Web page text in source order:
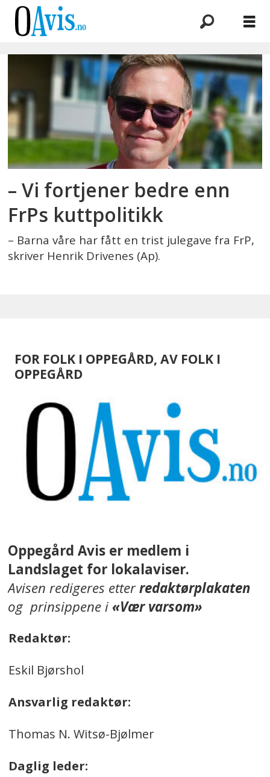
Emne:
henrik
drivenes
– Vi fortjener bedre enn
FrPs kuttpolitikk
– Barna våre har fått en trist julegave fra FrP,
skriver Henrik Drivenes (Ap).
FOR FOLK I OPPEGÅRD, AV FOLK I
OPPEGÅRD
Oppegård Avis er medlem i
Landslaget for lokalaviser.
Avisen redigeres etterredaktørplakaten
og prinsippene i«Vær varsom»
Redaktør:
Eskil Bjørshol
Ansvarlig redaktør:
Thomas N. Witsø-Bjølmer
Daglig leder: